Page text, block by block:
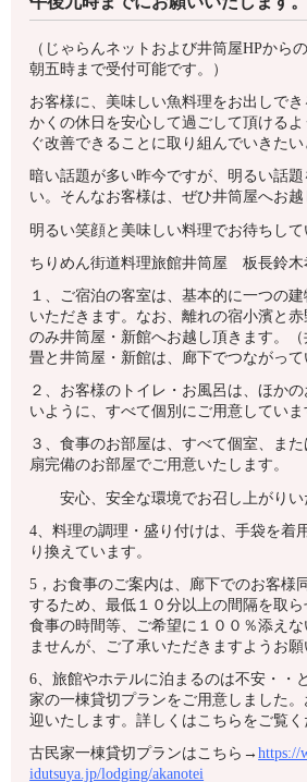
（じゃらんネットおよび井筒屋HPから
朝五時まで受付可能です。）
お客様に、美味しい魚料理をお出しで
かくの休日を安心して過ごして頂ける
ぐ改善できることに取り組んでいきたい
暗い話題が多い昨今ですが、明るい話
い。そんなお客様は、ぜひ井筒屋へお越
明るい笑顔と美味しい料理でお待ちして
ちりめん街道料理旅館井筒屋 板長鈴
１、ご宿泊の客室は、基本的に一つの
いただきます。なお、離れの宿小濱と
のみ井筒屋・新館へお越し頂きます。
畳と井筒屋・新館は、廊下でつながって
２、お客様のトイレ・お風呂は、ほか
いように、すべて個別にご用意していま
３、食事のお部屋は、すべて個室、ま
扇完備のお部屋でご用意いたします。
安心、安全な環境でお召し上がりい
4、料理の調理・盛り付けは、手袋を着
り換えています。
5，お食事のご案内は、廊下でのお客様
するため、最低１０分以上の間隔を取
食事の時間等、ご希望に１００％添え
ませんが、ご了承いただきますようお願
6、旅館やホテルに泊まるのは不安・・
家の一棟貸切プランをご用意しました
迎いたします。詳しくはこちらをご覧く
古民家一棟貸切プランはこちら→https://
idutsuya.jp/lodging/akanotei